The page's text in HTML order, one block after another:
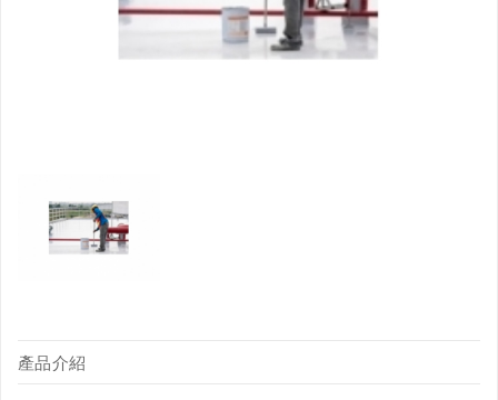
產品介紹